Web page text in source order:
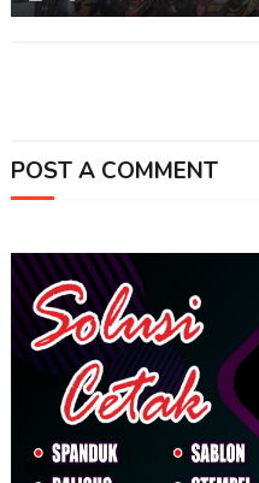
POST A COMMENT